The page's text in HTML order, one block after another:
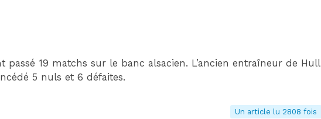
passé 19 matchs sur le banc alsacien. L’ancien entraîneur de Hull
5 nuls et 6 défaites.
Un article lu 2808 fois